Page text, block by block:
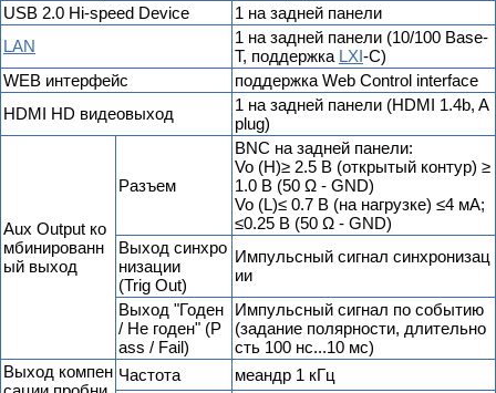
USB 2.0 Hi-speed Device
1 на задней панели
LAN
1 на задней панели (10/100 Base-
T, поддержка LXI-C)
WEB интерфейс
поддержка Web Control interface
HDMI HD видеовыход
1 на задней панели (HDMI 1.4b, A
plug)
Aux Output ко
мбинированн
ый выход
Разъем
BNC на задней панели:
Vo (H)≥ 2.5 В (открытый контур) ≥
1.0 В (50 Ω - GND)
Vo (L)≤ 0.7 В (на нагрузке) ≤4 мА;
≤0.25 В (50 Ω - GND)
Выход синхро
низации
(Trig Out)
Импульсный сигнал синхронизац
ии
Выход "Годен
/ Не годен" (P
ass / Fail)
Импульсный сигнал по событию
(задание полярности, длительно
сть 100 нс...10 мс)
Выход компен Частота меандр 1 кГц